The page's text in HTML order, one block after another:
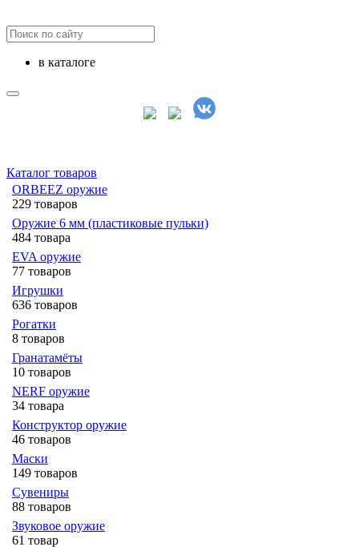
в каталоге
Каталог товаров
ORBEEZ оружие
229 товаров
Оружие 6 мм (пластиковые пульки)
484 товара
EVA оружие
77 товаров
Игрушки
636 товаров
Рогатки
8 товаров
Гранатамёты
10 товаров
NERF оружие
34 товара
Конструктор оружие
46 товаров
Маски
149 товаров
Сувениры
88 товаров
Звуковое оружие
61 товар